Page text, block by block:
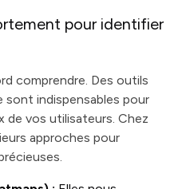
pour identifier
comprendre. Des outils
sont indispensables pour
de vos utilisateurs. Chez
approches pour